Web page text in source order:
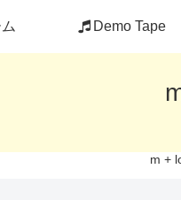
m +
Demo Tape